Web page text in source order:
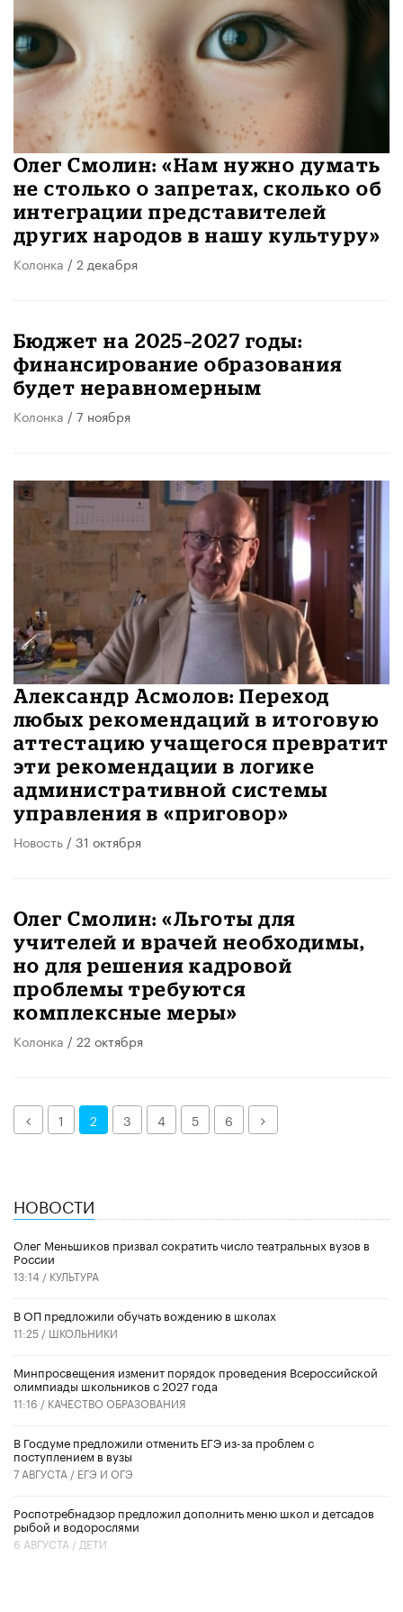
Олег Смолин: «Нам нужно думать
не столько о запретах, сколько об
интеграции представителей
других народов в нашу культуру»
Колонка / 2 декабря
Бюджет на 2025–2027 годы:
финансирование образования
будет неравномерным
Колонка / 7 ноября
Александр Асмолов: Переход
любых рекомендаций в итоговую
аттестацию учащегося превратит
эти рекомендации в логике
административной системы
управления в «приговор»
Новость / 31 октября
Олег Смолин: «Льготы для
учителей и врачей необходимы,
но для решения кадровой
проблемы требуются
комплексные меры»
Колонка / 22 октября
Назад1 2 3 4 5 6 Далее
НОВОСТИ
Олег Меньшиков призвал сократить число театральных вузов в
России
13:14 / КУЛЬТУРА
В ОП предложили обучать вождению в школах
11:25 / ШКОЛЬНИКИ
Минпросвещения изменит порядок проведения Всероссийской
олимпиады школьников с 2027 года
11:16 / КАЧЕСТВО ОБРАЗОВАНИЯ
В Госдуме предложили отменить ЕГЭ из-за проблем с
поступлением в вузы
7 АВГУСТА / ЕГЭ И ОГЭ
Роспотребнадзор предложил дополнить меню школ и детсадов
рыбой и водорослями
6 АВГУСТА / ДЕТИ